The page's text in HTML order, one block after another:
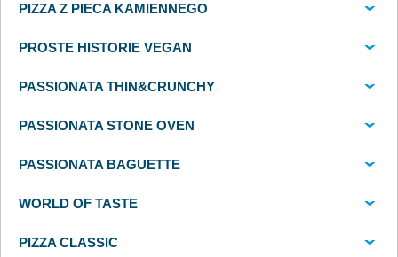
PIZZA Z PIECA KAMIENNEGO
PROSTE HISTORIE VEGAN
PASSIONATA THIN&CRUNCHY
PASSIONATA STONE OVEN
PASSIONATA BAGUETTE
WORLD OF TASTE
PIZZA CLASSIC